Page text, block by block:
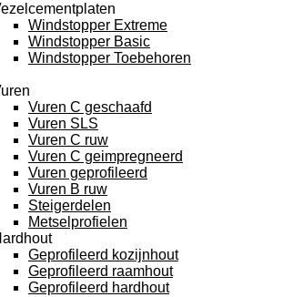
Windstopper Extreme
Windstopper Basic
Windstopper Toebehoren
Vuren C geschaafd
Vuren SLS
Vuren C ruw
Vuren C geimpregneerd
Vuren geprofileerd
Vuren B ruw
Steigerdelen
Metselprofielen
Geprofileerd kozijnhout
Geprofileerd raamhout
Geprofileerd hardhout